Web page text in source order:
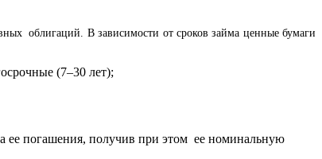
облигаций. В зависимости от сроков займа ценные бумаги
(7–30 лет);
ее погашения, получив при этом ее номинальную